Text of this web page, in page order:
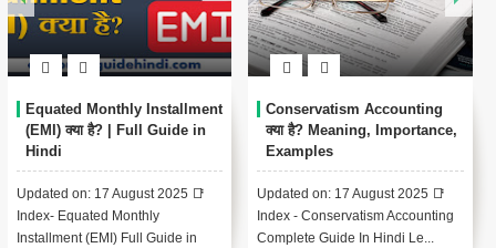
Capital Budgeting क्या है?
Methods, Case Studies और
FAQs
📑 Index - Capital Budgeting
Complete Guide In Hindi Lesson
1: Capital Budgeting का परि...
Economy क्या है? | अर्थव्यवस्था की
सम्पूर्ण जानकारी हिंदी में
Updated on: 16 August 2025 📑
Index - Economy Complete Guide
In Hindi Lesson 1: Economy...